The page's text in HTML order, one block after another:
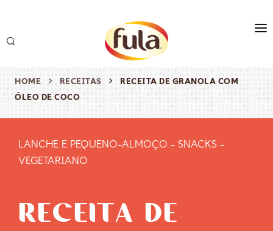
produtos
receitas
destaques
HOME RECEITAS
RECEITA DE GRANOLA COM
ÓLEO DE COCO
LANCHE E PEQUENO-ALMOÇO - SNACKS -
VEGETARIANO
RECEITA DE